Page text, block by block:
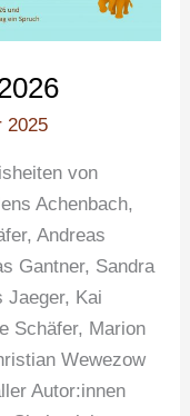
2025
von
Achenbach,
Andreas
Gantner, Sandra
Jaeger, Kai
Schäfer, Marion
Wewezow
Autor:innen